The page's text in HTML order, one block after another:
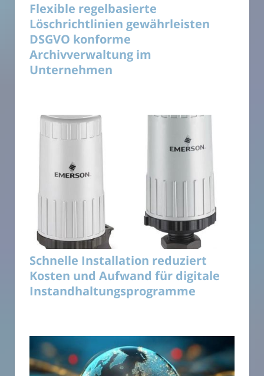
Flexible regelbasierte
Löschrichtlinien gewährleisten
DSGVO konforme
Archivverwaltung im
Unternehmen
Schnelle Installation reduziert
Kosten und Aufwand für digitale
Instandhaltungsprogramme